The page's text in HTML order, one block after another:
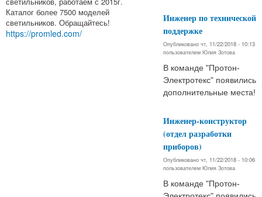
Каталог более 7500 моделей
светильников. Обращайтесь!
https://promled.com/
Инженер по технической
поддержке
Опубликовано чт, 11/22/2018 - 10:13
пользователем Юлия Зотова
В команде "Протон-
Электротекс" появились
дополнительные места!
Инженер-конструктор
(отдел разработки
приборов)
Опубликовано чт, 11/22/2018 - 10:06
пользователем Юлия Зотова
В команде "Протон-